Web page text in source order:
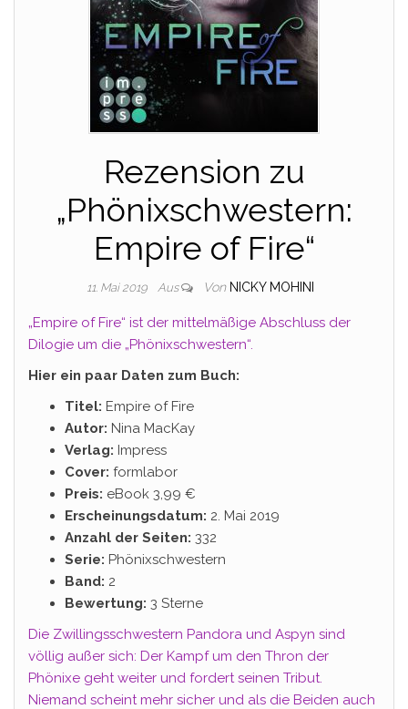
Rezension zu
„Phönixschwestern:
Empire of Fire“
11. Mai 2019 Aus Von NICKY MOHINI
„Empire of Fire“ ist der mittelmäßige Abschluss der
Dilogie um die „Phönixschwestern“.
Hier ein paar Daten zum Buch:
Titel: Empire of Fire
Autor: Nina MacKay
Verlag: Impress
Cover: formlabor
Preis: eBook 3,99 €
Erscheinungsdatum: 2. Mai 2019
Anzahl der Seiten: 332
Serie: Phönixschwestern
Band: 2
Bewertung: 3 Sterne
Die Zwillingsschwestern Pandora und Aspyn sind
völlig außer sich: Der Kampf um den Thron der
Phönixe geht weiter und fordert seinen Tribut.
Niemand scheint mehr sicher und als die Beiden auch